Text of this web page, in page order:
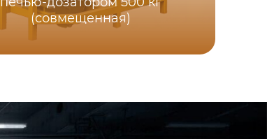
(совмещенная)